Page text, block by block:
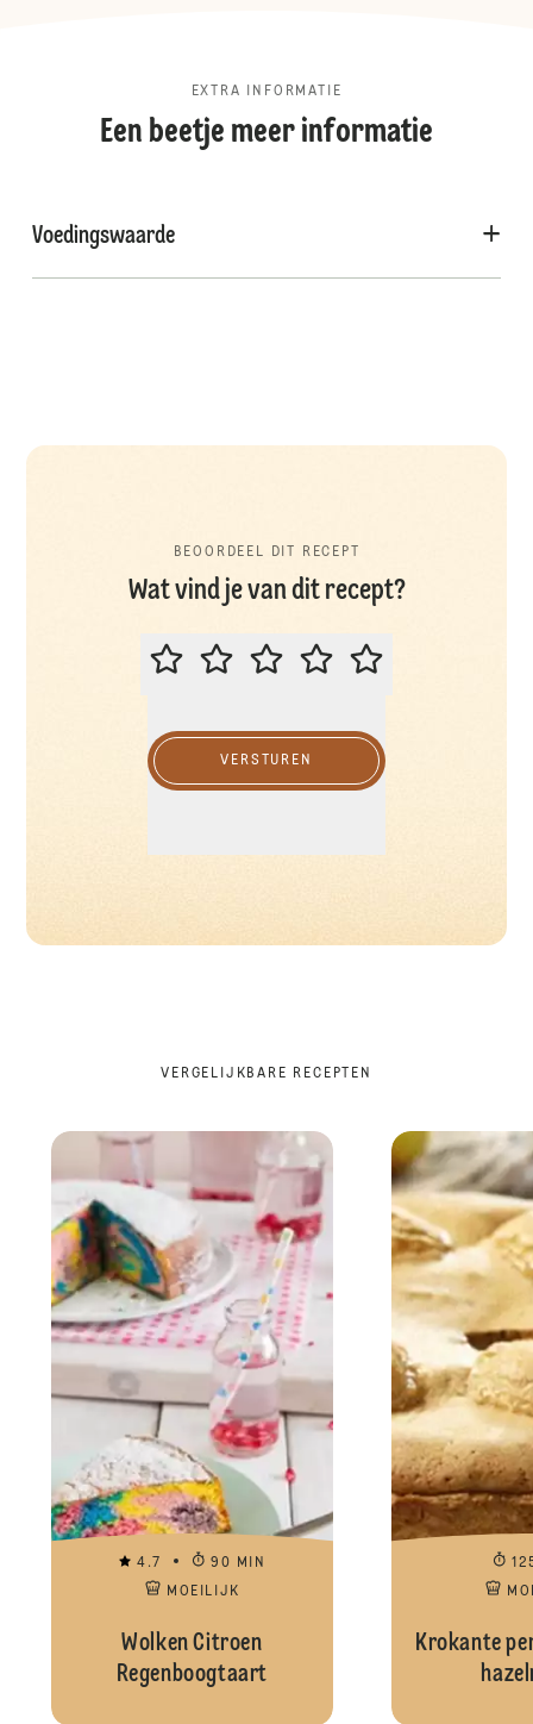
EXTRA INFORMATIE
Een beetje meer informatie
Voedingswaarde
BEOORDEEL DIT RECEPT
Wat vind je van dit recept?
BEOORDEEL DIT RECEPT
VERSTUREN
VERGELIJKBARE RECEPTEN
4.7
90 MIN
MOEILIJK
Wolken Citroen
Regenboogtaart
Krokante